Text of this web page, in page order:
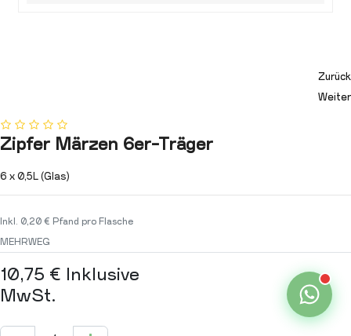
Zurück
Weiter
Zipfer Märzen 6er-Träger
6 x 0,5L (Glas)
Inkl. 0,20 € Pfand pro Flasche
MEHRWEG
10,75 €
Inklusive
MwSt.